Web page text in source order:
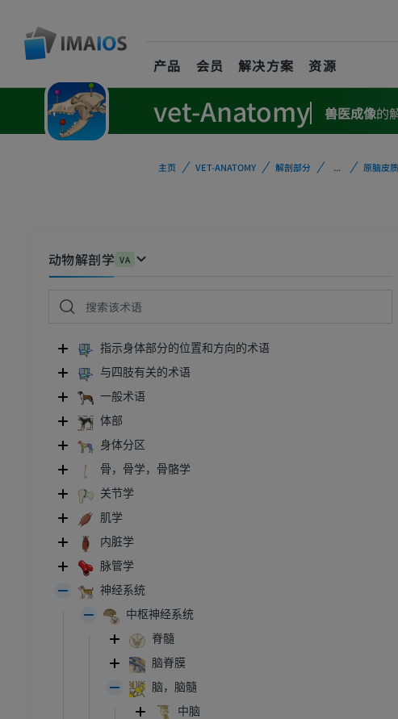
产品 会员 解决方案 资源
vet-Anatomy 兽医成像的
主页 VET-ANATOMY 解剖部分 ... 原脑皮质
动物解剖学 VA
指示身体部分的位置和方向的术语
与四肢有关的术语
一般术语
体部
身体分区
骨，骨学，骨骼学
关节学
肌学
内脏学
脉管学
神经系统
中枢神经系统
脊髓
脑脊膜
脑，脑髓
中脑